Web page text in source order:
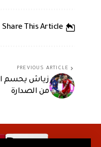
Share This Article
PREVIOUS ARTICLE
زياش يحسم
من الصدارة